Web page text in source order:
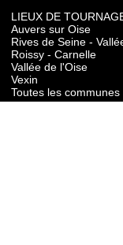
LIEUX DE
Auvers sur Oise
Rives de Seine -
Roissy - Carnelle
Vallée de l'Oise
Vexin
Toutes les